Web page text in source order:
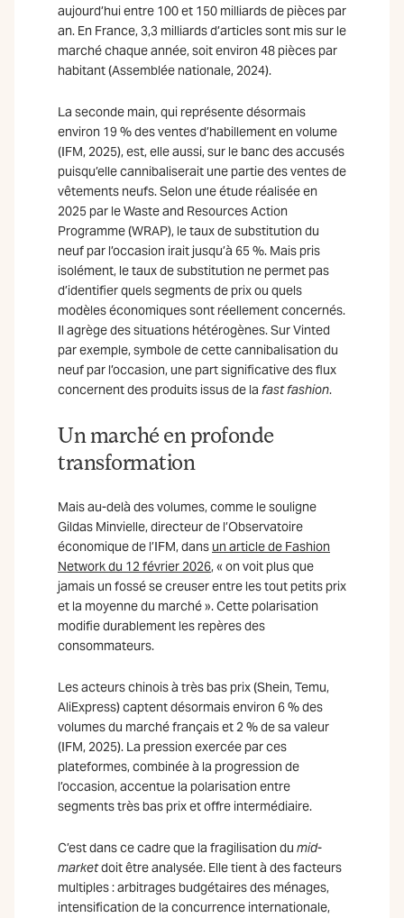
aujourd’hui entre 100 et 150 milliards de pièces par
an. En France, 3,3 milliards d’articles sont mis sur le
marché chaque année, soit environ 48 pièces par
habitant (Assemblée nationale, 2024).
La seconde main, qui représente désormais
environ 19 % des ventes d’habillement en volume
(IFM, 2025), est, elle aussi, sur le banc des accusés
puisqu’elle cannibaliserait une partie des ventes de
vêtements neufs. Selon une étude réalisée en
2025 par le Waste and Resources Action
Programme (WRAP), le taux de substitution du
neuf par l’occasion irait jusqu’à 65 %. Mais pris
isolément, le taux de substitution ne permet pas
d’identifier quels segments de prix ou quels
modèles économiques sont réellement concernés.
Il agrège des situations hétérogènes. Sur Vinted
par exemple, symbole de cette cannibalisation du
neuf par l’occasion, une part significative des flux
concernent des produits issus de la fast fashion.
Un marché en profonde
transformation
Mais au-delà des volumes, comme le souligne
Gildas Minvielle, directeur de l’Observatoire
économique de l’IFM, dans un article de Fashion
Network du 12 février 2026, « on voit plus que
jamais un fossé se creuser entre les tout petits prix
et la moyenne du marché ». Cette polarisation
modifie durablement les repères des
consommateurs.
Les acteurs chinois à très bas prix (Shein, Temu,
AliExpress) captent désormais environ 6 % des
volumes du marché français et 2 % de sa valeur
(IFM, 2025). La pression exercée par ces
plateformes, combinée à la progression de
l’occasion, accentue la polarisation entre
segments très bas prix et offre intermédiaire.
C’est dans ce cadre que la fragilisation du mid-
marketdoit être analysée. Elle tient à des facteurs
multiples : arbitrages budgétaires des ménages,
intensification de la concurrence internationale,